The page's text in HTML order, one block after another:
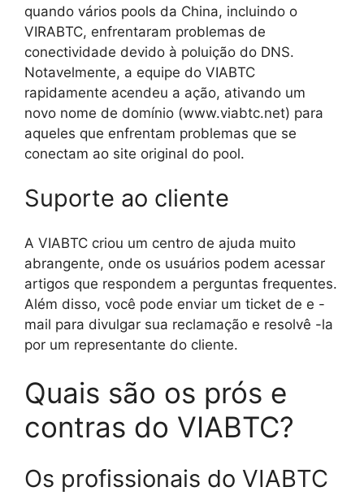
quando vários pools da China, incluindo o
VIRABTC, enfrentaram problemas de
conectividade devido à poluição do DNS.
Notavelmente, a equipe do VIABTC
rapidamente acendeu a ação, ativando um
novo nome de domínio (www.viabtc.net) para
aqueles que enfrentam problemas que se
conectam ao site original do pool.
Suporte ao cliente
A VIABTC criou um centro de ajuda muito
abrangente, onde os usuários podem acessar
artigos que respondem a perguntas frequentes.
Além disso, você pode enviar um ticket de e -
mail para divulgar sua reclamação e resolvê -la
por um representante do cliente.
Quais são os prós e
contras do VIABTC?
Os profissionais do VIABTC